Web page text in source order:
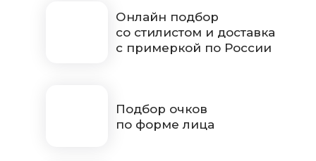
Подбор очков
по форме лица
Онлайн подбор
со стилистом и доставка
с примеркой по России